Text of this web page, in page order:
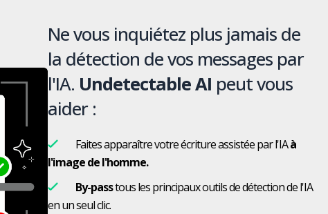
Ne vous inquiétez plus jamais de
la détection de vos messages par
l'IA. Undetectable AI peut vous
aider :
Faites apparaître votre écriture assistée par l'IAà
l'image de l'homme.
By-passtous les principaux outils de détection de l'IA
en un seul clic.